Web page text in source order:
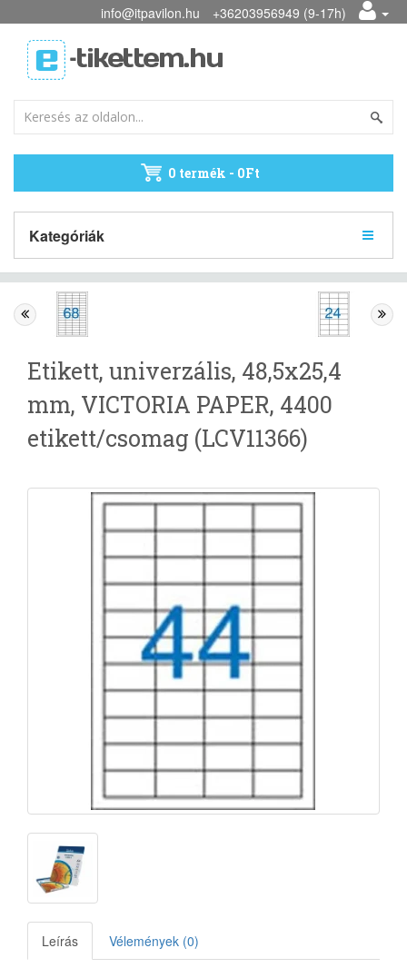
info@itpavilon.hu +36203956949 (9-17h)
0 termék - 0Ft
Kategóriák
Etikett, univerzális, 48,5x25,4
mm, VICTORIA PAPER, 4400
etikett/csomag (LCV11366)
Leírás Vélemények (0)